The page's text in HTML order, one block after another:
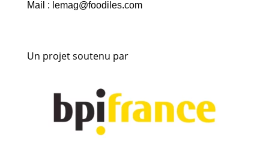
Mail : lemag@foodiles.com
Un projet soutenu par